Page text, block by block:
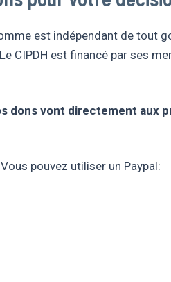
est indépendant de tout
CIPDH est financé par ses
dons vont directement aux
Vous pouvez utiliser un Paypal: